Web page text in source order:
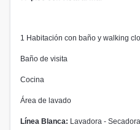
1 Habitación con baño y walking
Baño de visita
Cocina
Área de lavado
Línea Blanca: Lavadora -